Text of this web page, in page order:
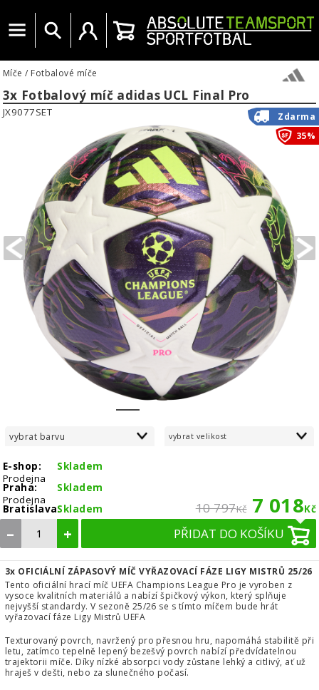
Menu Vyhledat Uživatelský účet
Košík
Míče / Fotbalové míče
3x Fotbalový míč adidas UCL Final Pro
PREVIOUS
1 2 3
JX9077SET
Zdarma
35%
vybrat barvu vybrat velikost
E-shop:
Skladem
Prodejna
Praha:
Skladem
Prodejna
Bratislava:Skladem 10 797Kč 7 018Kč
– + PŘIDAT DO KOŠÍKU
3x OFICIÁLNÍ ZÁPASOVÝ MÍČ VYŘAZOVACÍ FÁZE LIGY MISTRŮ 25/26
Tento oficiální hrací míč UEFA Champions League Pro je vyroben z
vysoce kvalitních materiálů a nabízí špičkový výkon, který splňuje
nejvyšší standardy. V sezoně 25/26 se s tímto míčem bude hrát
vyřazovací fáze Ligy Mistrů UEFA
Texturovaný povrch, navržený pro přesnou hru, napomáhá stabilitě při
letu, zatímco tepelně lepený bezešvý povrch nabízí předvídatelnou
trajektorii míče. Díky nízké absorpci vody zůstane lehký a citlivý, ať už
hraješ v dešti, nebo za slunečného počasí.